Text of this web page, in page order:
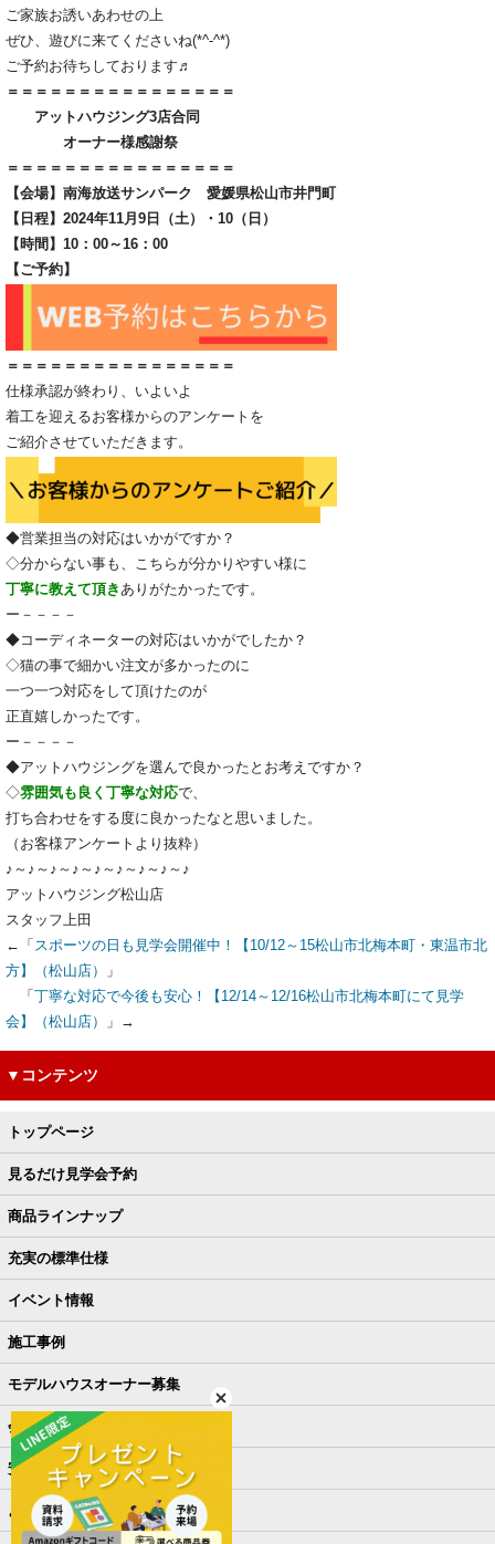
ご家族お誘いあわせの上
ぜひ、遊びに来てくださいね(*^-^*)
ご予約お待ちしております♬
＝＝＝＝＝＝＝＝＝＝＝＝＝＝＝＝
アットハウジング3店合同
オーナー様感謝祭
＝＝＝＝＝＝＝＝＝＝＝＝＝＝＝＝
【会場】南海放送サンパーク 愛媛県松山市井門町
【日程】2024年11月9日（土）・10（日）
【時間】10：00～16：00
【ご予約】
＝＝＝＝＝＝＝＝＝＝＝＝＝＝＝＝
仕様承認が終わり、いよいよ
着工を迎えるお客様からのアンケートを
ご紹介させていただきます。
◆営業担当の対応はいかがですか？
◇分からない事も、こちらが分かりやすい様に
丁寧に教えて頂きありがたかったです。
ー－－－－
◆コーディネーターの対応はいかがでしたか？
◇猫の事で細かい注文が多かったのに
一つ一つ対応をして頂けたのが
正直嬉しかったです。
ー－－－－
◆アットハウジングを選んで良かったとお考えですか？
◇雰囲気も良く丁寧な対応で、
打ち合わせをする度に良かったなと思いました。
（お客様アンケートより抜粋）
♪～♪～♪～♪～♪～♪～♪～♪～♪
アットハウジング松山店
スタッフ上田
←「 スポーツの日も見学会開催中！【10/12～15松山市北梅本町・東温市北
方】（松山店）
」
「 丁寧な対応で今後も安心！【12/14～12/16松山市北梅本町にて見学
会】（松山店）
」→
▼コンテンツ
トップページ
見るだけ見学会予約
商品ラインナップ
充実の標準仕様
イベント情報
施工事例
モデルハウスオーナー募集
会社概要
安さの秘密
よくある質問